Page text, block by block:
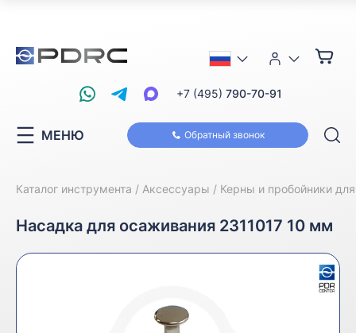
Обратный звонок
+7 (495) 790-70-91
МЕНЮ
Каталог инструмента Аксессуары Керны и пробойники
Насадка для осаживания 2311017 10 мм